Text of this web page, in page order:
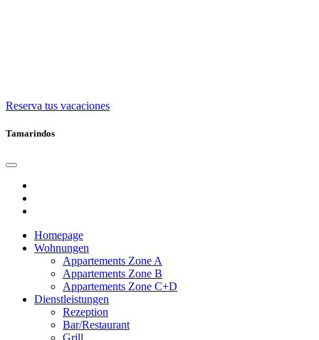
Reserva tus vacaciones
Tamarindos
Homepage
Wohnungen
Appartements Zone A
Appartements Zone B
Appartements Zone C+D
Dienstleistungen
Rezeption
Bar/Restaurant